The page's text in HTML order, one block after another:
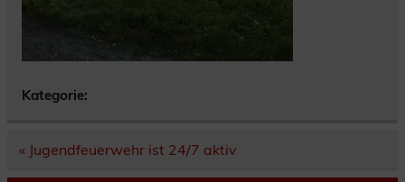
Kategorie:
Beitragsnavigation
« Jugendfeuerwehr ist 24/7 aktiv